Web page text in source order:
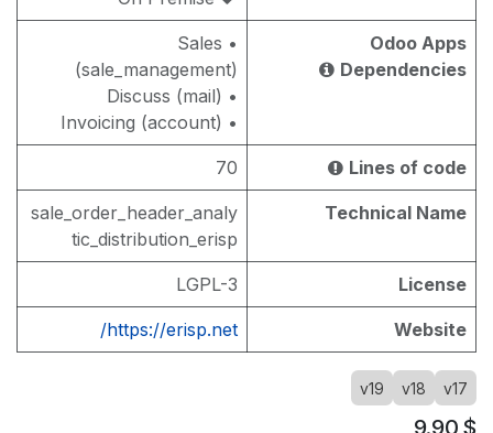
Odoo Apps
Dependencies
• Sales
(sale_management)
• Discuss (mail)
• Invoicing (account)
Lines of code
70
Technical Name
sale_order_header_analy
tic_distribution_erisp
License
LGPL-3
Website
https://erisp.net/
v17
v18
v19
$
9.90